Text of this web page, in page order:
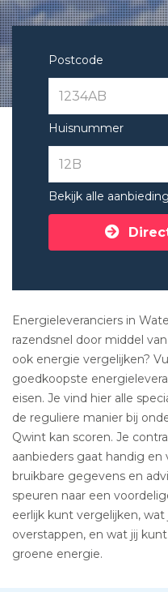
Postcode
Huisnummer
Bekijk alle
Energieleveranciers in
razendsnel door middel
ook energie vergelijken?
goedkoopste
eisen. Je vind hier alle
de reguliere manier bij
Qwint kan scoren. Je
aanbieders gaat handig en
bruikbare gegevens en
speuren naar een
eerlijk kunt vergelijken,
overstappen, en wat jij
groene energie.